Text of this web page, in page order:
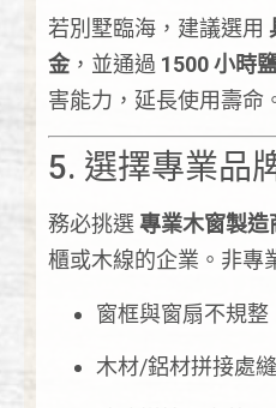
若別墅臨海，建議選用
金，並通過 1500 小時
害能力，延長使用壽命
5. 選擇專業品
務必挑選 專業木窗製造
櫃或木線的企業。非專
窗框與窗扇不規整
木材/鋁材拼接處